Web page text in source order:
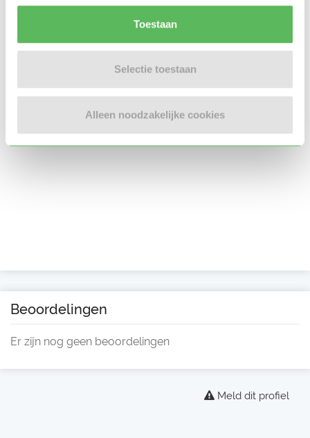
Toestaan
Selectie toestaan
Alleen noodzakelijke cookies
Beoordelingen
Er zijn nog geen beoordelingen
Meld dit profiel